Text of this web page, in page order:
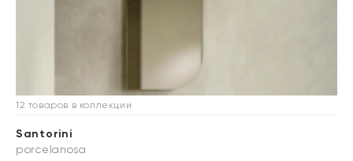
12 товаров в коллекции
Santorini
porcelanosa